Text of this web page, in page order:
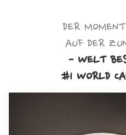
DER
AUF DER
- WELT
#1 WORLD